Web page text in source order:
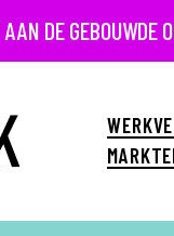
DE GEBOUWDE